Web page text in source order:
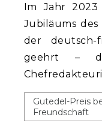
Im Jahr 2023
Jubiläums
der deutsch-
geehrt –
Gutedel-Preis
Freundschaft